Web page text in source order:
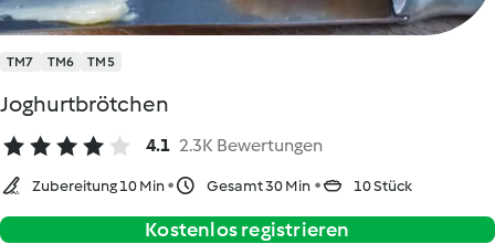
TM7 TM6 TM5
Joghurtbrötchen
4.1 2.3K Bewertungen
Zubereitung 10 Min Gesamt 30 Min 10 Stück
Kostenlos registrieren